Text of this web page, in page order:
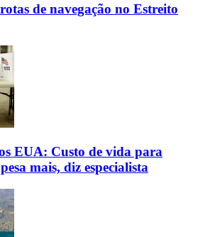
de navegação no Estreito
EUA: Custo de vida para
mais, diz especialista